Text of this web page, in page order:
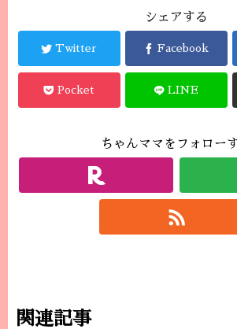
シェアする
Twitter Facebook
Pocket LINE
ちゃんママをフォロー
関連記事